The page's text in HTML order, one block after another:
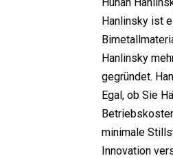
Hanlinsky ist
Hanlinsky
gegründet.
Egal, ob Sie
minimale
Innovation